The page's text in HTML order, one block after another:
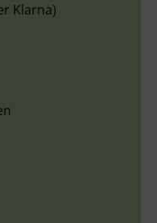
Klarna)